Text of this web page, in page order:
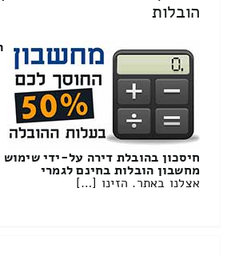
הובלות
חיסכון בהובלת דירה על-ידי
מחשבון הובלות בחינם לגמרי
אצלנו באתר. הזינו […]